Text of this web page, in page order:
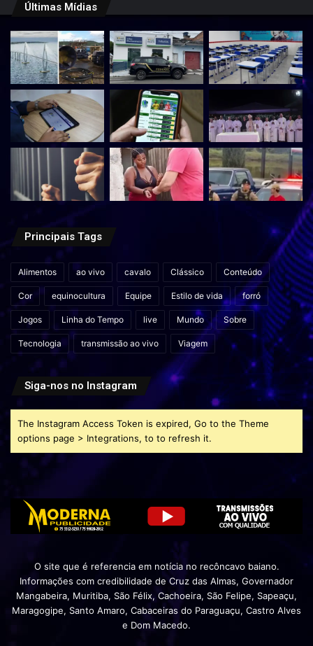
Últimas Mídias
Principais Tags
Alimentos ao vivo cavalo Clássico Conteúdo
Cor equinocultura Equipe Estilo de vida forró
Jogos Linha do Tempo live Mundo Sobre
Tecnologia transmissão ao vivo Viagem
Siga-nos no Instagram
The Instagram Access Token is expired, Go to the Theme
options page > Integrations, to to refresh it.
O site que é referencia em notícia no recôncavo baiano.
Informações com credibilidade de Cruz das Almas, Governador
Mangabeira, Muritiba, São Félix, Cachoeira, São Felipe, Sapeaçu,
Maragogipe, Santo Amaro, Cabaceiras do Paraguaçu, Castro Alves
e Dom Macedo.